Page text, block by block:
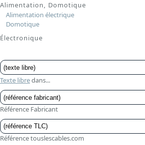
Alimentation, Domotique
Alimentation électrique
Domotique
Électronique
Texte libredans...
Référence Fabricant
Référence touslescables.com